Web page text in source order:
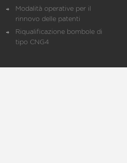
Modalità operative per il
rinnovo delle patenti
Riqualificazione bombole di
tipo CNG4